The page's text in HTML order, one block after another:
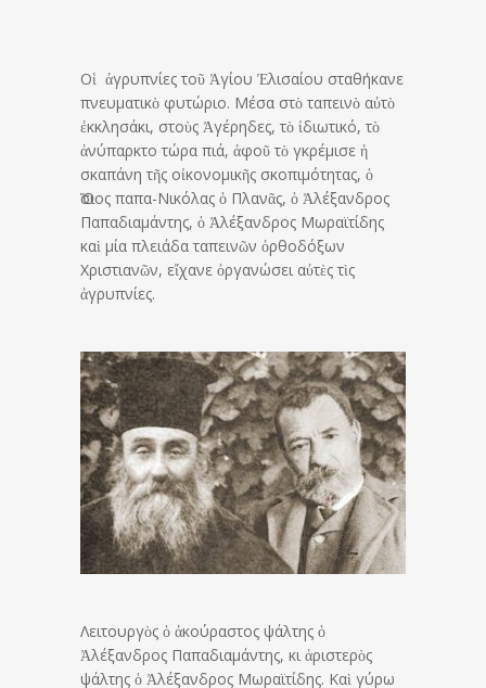
Οἱ ἀγρυπνίες τοῦ Ἁγίου Ἐλισαίου σταθήκανε
πνευματικὸ φυτώριο. Μέσα στὸ ταπεινὸ αὐτὸ
ἐκκλησάκι, στοὺς Ἀγέρηδες, τὸ ἰδιωτικό, τὸ
ἀνύπαρκτο τώρα πιά, ἀφοῦ τὸ γκρέμισε ἡ
σκαπάνη τῆς οἰκονομικῆς σκοπιμότητας, ὁ
Ὅσιος παπα-Νικόλας ὁ Πλανᾶς, ὁ Ἀλέξανδρος
Παπα­διαμάντης, ὁ Ἀλέξανδρος Μωραϊτίδης
καὶ μία πλειάδα ταπεινῶν ὀρθοδόξων
Χριστιανῶν, εἴχανε ὀργανώσει αὐτὲς τὶς
ἀγρυπνίες.
Λειτουργὸς ὁ ἀκούραστος ψάλτης ὁ
Ἀλέξανδρος Παπαδιαμάντης, κι ἀριστερὸς
ψάλτης ὁ Ἀλέξανδρος Μωραϊτίδης. Καὶ γύρω